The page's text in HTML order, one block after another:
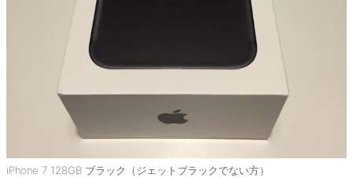
iPhone 7 128GB ブラック（ジェットブラックでない方）